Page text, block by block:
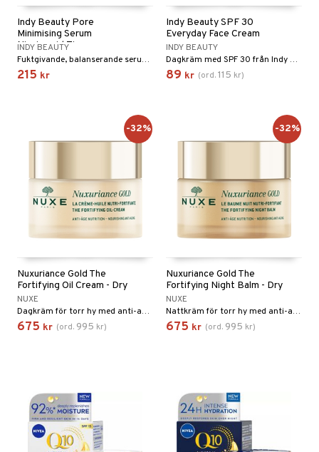
Indy Beauty Pore
Minimising Serum
Niacinamid Zinc
INDY BEAUTY
Fuktgivande, balanserande serum från Indy Beauty
215 kr
Indy Beauty SPF 30
Everyday Face Cream
INDY BEAUTY
Dagkräm med SPF 30 från Indy Beauty
89 kr (ord.115 kr)
Nuxuriance Gold The
Fortifying Oil Cream - Dry
NUXE
Dagkräm för torr hy med anti-aging egenskaper från Nuxe
675 kr (ord. 995 kr)
-32%
Nuxuriance Gold The
Fortifying Night Balm - Dry
NUXE
Nattkräm för torr hy med anti-aging egenskaper från Nuxe
675 kr (ord. 995 kr)
-32%